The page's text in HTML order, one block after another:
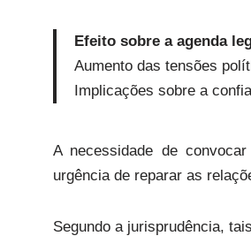
Efeito sobre a agenda
Aumento das tensões
Implicações sobre a
A necessidade de
urgência de reparar as
Segundo a jurisprudência,